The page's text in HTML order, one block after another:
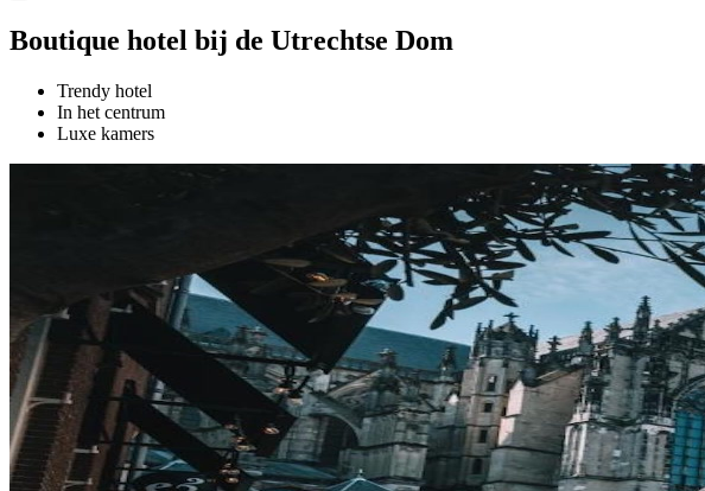
Boutique hotel bij de Utrechtse Dom
Trendy hotel
In het centrum
Luxe kamers